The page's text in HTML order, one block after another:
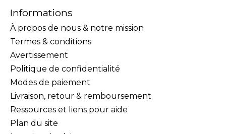
Informations
À propos de nous & notre mission
Termes & conditions
Avertissement
Politique de confidentialité
Modes de paiement
Livraison, retour & remboursement
Ressources et liens pour aide
Plan du site